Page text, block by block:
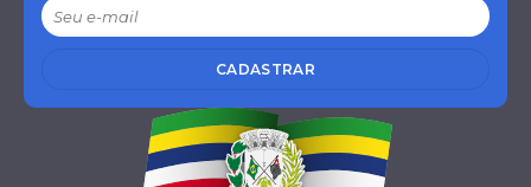
CADASTRAR